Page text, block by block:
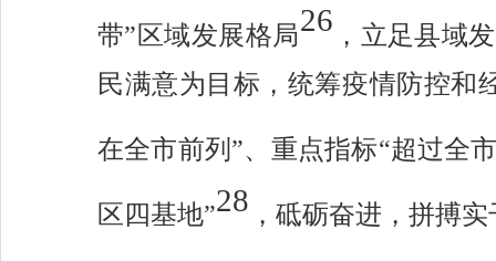
带”区域发展格局26 ，立足县域
民满意为目标，统筹疫情防控和
在全市前列”、重点指标“超过全
区四基地”28 ，砥砺奋进，拼搏